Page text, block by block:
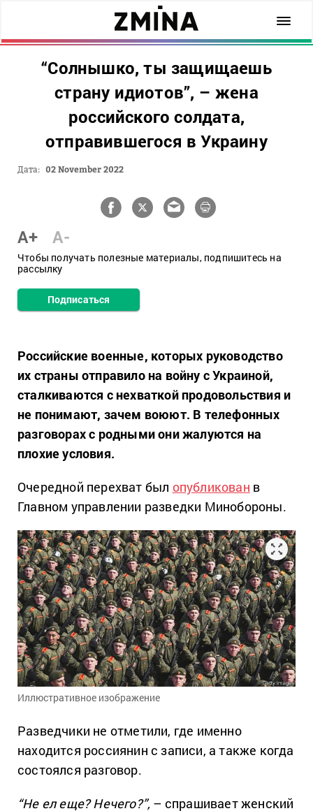
“Солнышко, ты защищаешь
страну идиотов”, – жена
российского солдата,
отправившегося в Украину
Дата: 02 November 2022
A+ A-
Чтобы получать полезные материалы, подпишитесь на
рассылку
Подписаться
Российские военные, которых руководство
их страны отправило на войну с Украиной,
сталкиваются с нехваткой продовольствия и
не понимают, зачем воюют. В телефонных
разговорах с родными они жалуются на
плохие условия.
Очередной перехват был опубликован в
Главном управлении разведки Минобороны.
Иллюстративное изображение
Разведчики не отметили, где именно
находится россиянин с записи, а также когда
состоялся разговор.
“Не ел еще? Нечего?”, – спрашивает женский